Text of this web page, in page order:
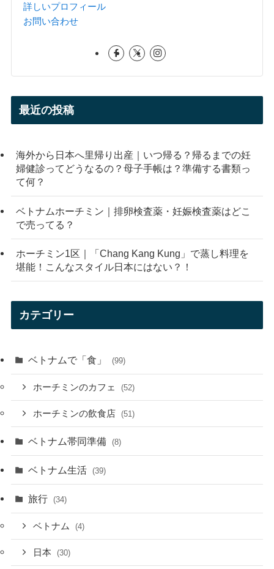
詳しいプロフィール
お問い合わせ
最近の投稿
海外から日本へ里帰り出産｜いつ帰る？帰るまでの妊
婦健診ってどうなるの？母子手帳は？準備する書類っ
て何？
ベトナムホーチミン｜排卵検査薬・妊娠検査薬はどこ
で売ってる？
ホーチミン1区｜「Chang Kang Kung」で蒸し料理を
堪能！こんなスタイル日本にはない？！
カテゴリー
ベトナムで「食」 (99)
ホーチミンのカフェ (52)
ホーチミンの飲食店 (51)
ベトナム帯同準備 (8)
ベトナム生活 (39)
旅行 (34)
ベトナム (4)
日本 (30)